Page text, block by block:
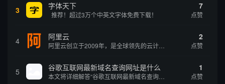
3 字体天下
推荐！超过3万个中英文字体免费下载！
7
点赞
4 阿里云 2
点赞
5 谷歌互联网最新域名查询网址是什么 1
点赞